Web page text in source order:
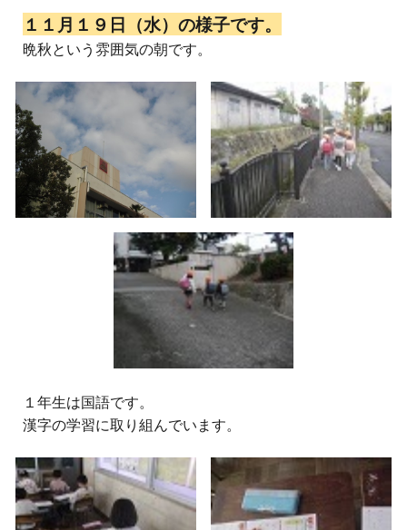
１１月１９日（水）の様子です。
晩秋という雰囲気の朝です。
１年生は国語です。
漢字の学習に取り組んでいます。